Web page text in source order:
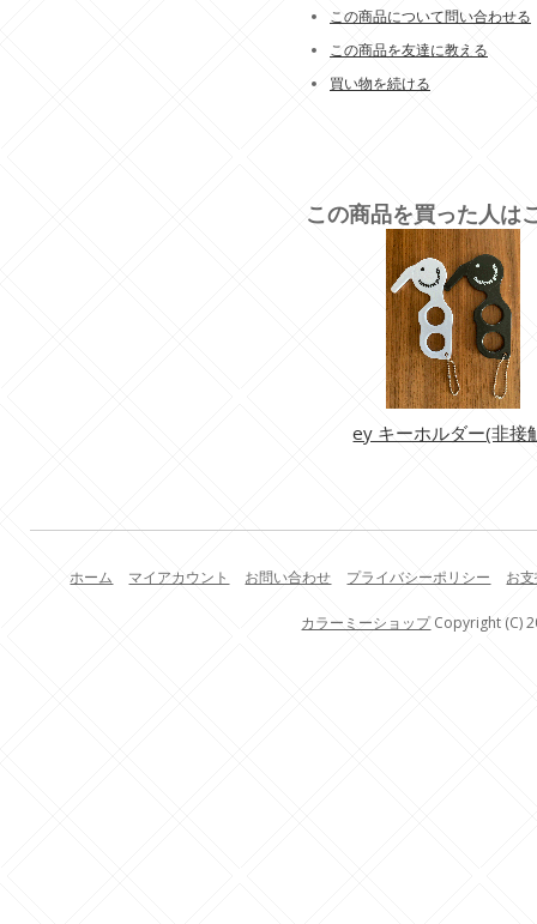
この商品について問い合わせる
この商品を友達に教える
買い物を続ける
この商品を買った人は
ey キーホルダー(非接
ホーム マイアカウント お問い合わせ プライバシーポリシー お
カラーミーショップCopyright (C)